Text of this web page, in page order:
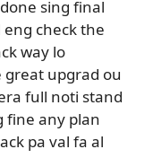
sing final
check the
way lo
great upgrad ou
full noti stand
fine any plan
pa val fa al